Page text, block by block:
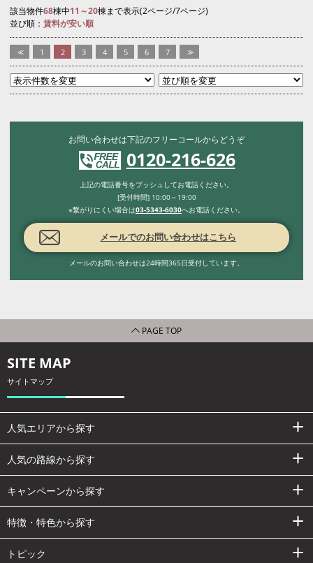
該当物件68棟中11～20棟まで表示(2ページ/7ページ)
並び順： 賃料が安い順
<< 1 2 3 4 5 6 7 >>
お問い合わせは下記のフリーコールからどうぞ
0120-216-626
上記の電話番号をプッシュしてお電話ください。
[受付時間] 10:00～19:00
※繋がりにくい場合は03-5343-6030へお電話ください。
メールでのお問い合わせはこちら
メールのお問い合わせは24時間365日受付しています。
PAGE TOP
SITE MAP
サイトマップ
人気エリアから探す
人気の路線から探す
キャンペーンから探す
特徴・特色から探す
トピック